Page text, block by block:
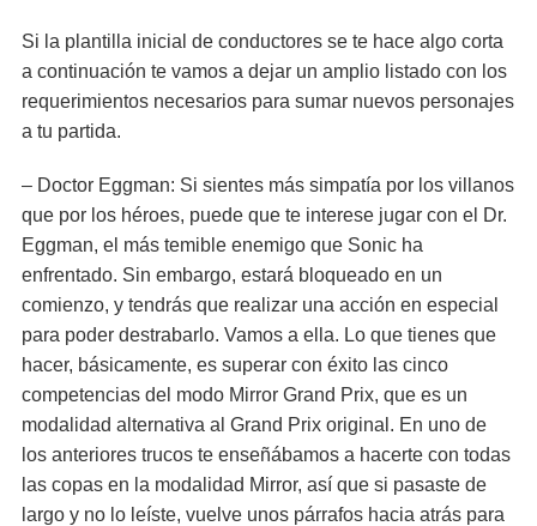
Si la plantilla inicial de conductores se te hace algo corta
a continuación te vamos a dejar un amplio listado con los
requerimientos necesarios para sumar nuevos personajes
a tu partida.
– Doctor Eggman: Si sientes más simpatía por los villanos
que por los héroes, puede que te interese jugar con el Dr.
Eggman, el más temible enemigo que Sonic ha
enfrentado. Sin embargo, estará bloqueado en un
comienzo, y tendrás que realizar una acción en especial
para poder destrabarlo. Vamos a ella. Lo que tienes que
hacer, básicamente, es superar con éxito las cinco
competencias del modo Mirror Grand Prix, que es un
modalidad alternativa al Grand Prix original. En uno de
los anteriores trucos te enseñábamos a hacerte con todas
las copas en la modalidad Mirror, así que si pasaste de
largo y no lo leíste, vuelve unos párrafos hacia atrás para